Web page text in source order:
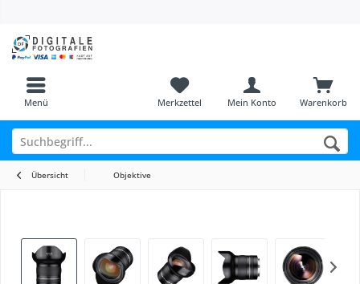
Menü Warenkorb
Merkzettel Mein Konto
Übersicht Objektive